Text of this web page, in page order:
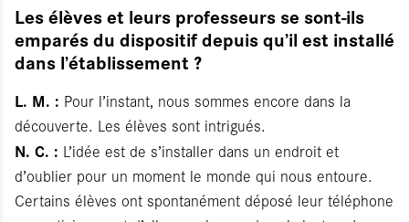
Les élèves et leurs professeurs se sont-ils
emparés du dispositif depuis qu’il est installé
dans l’établissement ?
L. M. : Pour l’instant, nous sommes encore dans la
découverte. Les élèves sont intrigués.
N. C. : L’idée est de s’installer dans un endroit et
d’oublier pour un moment le monde qui nous entoure.
Certains élèves ont spontanément déposé leur téléphone